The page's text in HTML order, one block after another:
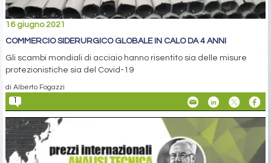
16 giugno 2021
COMMERCIO SIDERURGICO GLOBALE IN CALO DA 4 ANNI
Gli scambi mondiali di acciaio hanno risentito sia delle misure
protezionistiche sia del Covid-19
di Alberto Fogazzi